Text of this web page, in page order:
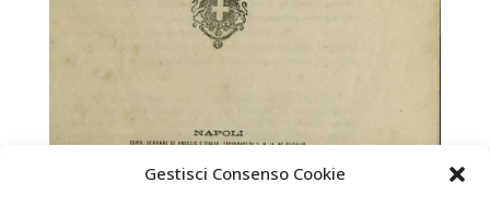
Gestisci Consenso Cookie